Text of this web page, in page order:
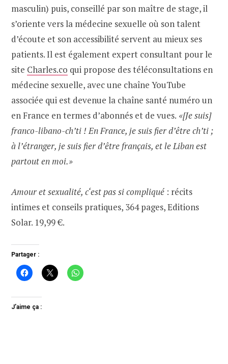
masculin) puis, conseillé par son maître de stage, il
s’oriente vers la médecine sexuelle où son talent
d’écoute et son accessibilité servent au mieux ses
patients. Il est également expert consultant pour le
site Charles.co qui propose des téléconsultations en
médecine sexuelle, avec une chaîne YouTube
associée qui est devenue la chaîne santé numéro un
en France en termes d’abonnés et de vues. «[Je suis]
franco-libano-ch’ti ! En France, je suis fier d’être ch’ti ;
à l’étranger, je suis fier d’être français, et le Liban est
partout en moi.»
Amour et sexualité, c‘est pas si compliqué : récits
intimes et conseils pratiques, 364 pages, Editions
Solar. 19,99 €.
Partager :
J’aime ça :